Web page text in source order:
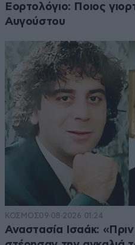
Εορτολόγιο: Ποιος
Αυγούστου
ΚΟΣΜΟΣ09·08·2026 01:24
Αναστασία Ισαάκ: